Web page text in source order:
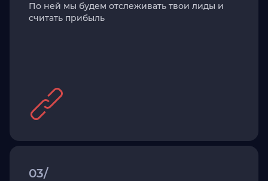
По ней мы будем отслеживать твои лиды и
считать прибыль
03/